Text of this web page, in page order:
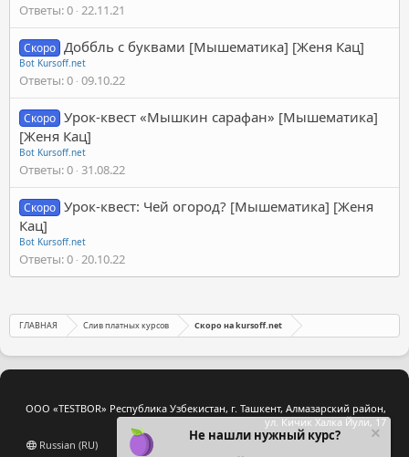
Ответы 0 22.11.21
Скоро Доббль с буквами [Мышематика] [Женя Кац]
Bot Kursoff.net
Ответы 0 09.10.22
Скоро Урок-квест «Мышкин сарафан» [Мышематика]
[Женя Кац]
Bot Kursoff.net
Ответы 0 31.08.22
Скоро Урок-квест: Чей огород? [Мышематика] [Женя
Кац]
Bot Kursoff.net
Ответы 0 20.10.22
ГЛАВНАЯ Слив платных курсов Скоро на kursoff.net
ООО «TESTBOR» Республика Узбекистан, г. Ташкент, Алмазарский район,
ул. Кичик Халка Йули, 17
Russian (RU)
Не нашли нужный курс?